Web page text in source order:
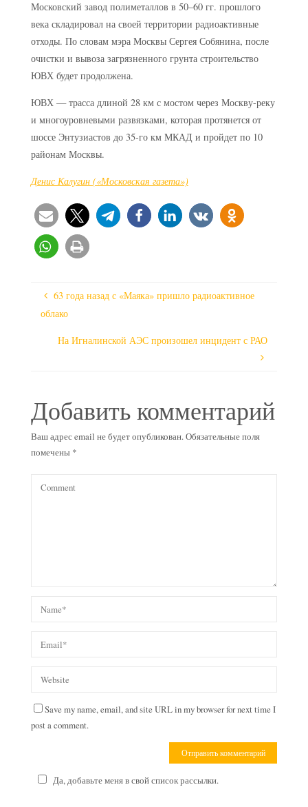
Московский завод полиметаллов в 50–60 гг. прошлого
века складировал на своей территории радиоактивные
отходы. По словам мэра Москвы Сергея Собянина, после
очистки и вывоза загрязненного грунта строительство
ЮВХ будет продолжена.
ЮВХ — трасса длиной 28 км с мостом через Москву-реку
и многоуровневыми развязками, которая протянется от
шоссе Энтузиастов до 35-го км МКАД и пройдет по 10
районам Москвы.
Денис Калугин («Московская газета»)
63 года назад с «Маяка» пришло радиоактивное
облако
На Игналинской АЭС произошел инцидент с РАО
Добавить комментарий
Ваш адрес email не будет опубликован.Обязательные поля
помечены *
Save my name, email, and site URL in my browser for next time I
post a comment.
Да, добавьте меня в свой список рассылки.